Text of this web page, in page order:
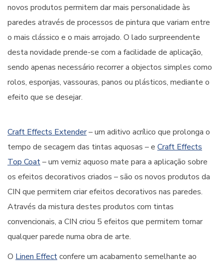
novos produtos permitem dar mais personalidade às
paredes através de processos de pintura que variam entre
o mais clássico e o mais arrojado. O lado surpreendente
desta novidade prende-se com a facilidade de aplicação,
sendo apenas necessário recorrer a objectos simples como
rolos, esponjas, vassouras, panos ou plásticos, mediante o
efeito que se desejar.
Craft Effects Extender– um aditivo acrílico que prolonga o
tempo de secagem das tintas aquosas – e Craft Effects
Top Coat– um verniz aquoso mate para a aplicação sobre
os efeitos decorativos criados – são os novos produtos da
CIN que permitem criar efeitos decorativos nas paredes.
Através da mistura destes produtos com tintas
convencionais, a CIN criou 5 efeitos que permitem tornar
qualquer parede numa obra de arte.
O Linen Effectconfere um acabamento semelhante ao